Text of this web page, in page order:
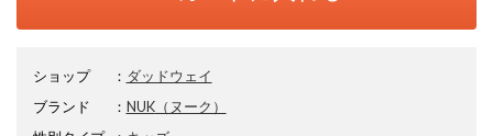
ショップ ： ダッドウェイ
ブランド
： NUK（ヌーク）